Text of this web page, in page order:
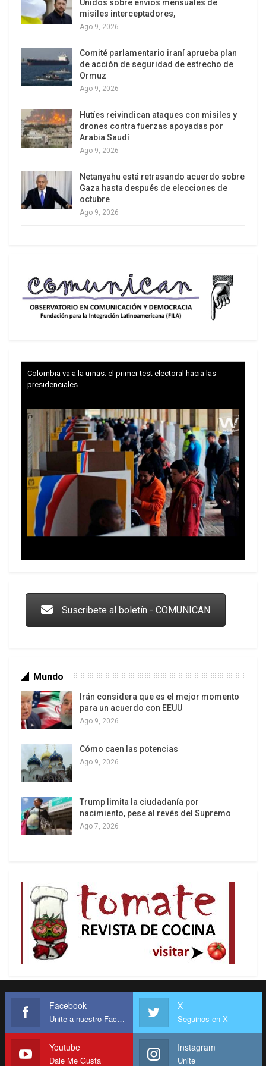
a convertir el Día de la Victoria en una referencia
permanente de movilización social, pedagógica y
fortalecer un orden mundial más justo, multipolar
y libre del fascismo.
Unidos sobre envíos mensuales de
misiles interceptadores,
Ago 9, 2026
Comité parlamentario iraní aprueba plan
de acción de seguridad de estrecho de
Ormuz
Ago 9, 2026
Hutíes reivindican ataques con misiles y
drones contra fuerzas apoyadas por
Arabia Saudí
Ago 9, 2026
Netanyahu está retrasando acuerdo sobre
Gaza hasta después de elecciones de
octubre
Ago 9, 2026
Colombia va a la urnas: el primer test electoral hacia las
presidenciales
Los latinos le van dando la espalda a Trump
Suscribete al boletín - COMUNICAN
Mundo
Irán considera que es el mejor momento
para un acuerdo con EEUU
Ago 9, 2026
Cómo caen las potencias
Ago 9, 2026
Trump limita la ciudadanía por
nacimiento, pese al revés del Supremo
Ago 7, 2026
Facebook
Unite a nuestro Facebook
X
Seguinos en X
Youtube
Dale Me Gusta
Instagram
Unite